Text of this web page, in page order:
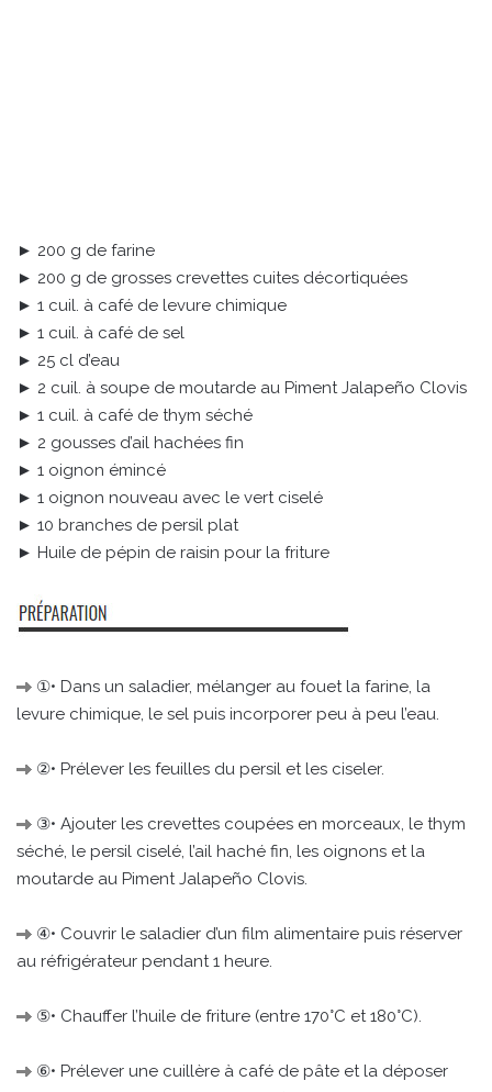
► 200 g de farine
► 200 g de grosses crevettes cuites décortiquées
► 1 cuil. à café de levure chimique
► 1 cuil. à café de sel
► 25 cl d’eau
► 2 cuil. à soupe de moutarde au Piment Jalapeño Clovis
► 1 cuil. à café de thym séché
► 2 gousses d’ail hachées fin
► 1 oignon émincé
► 1 oignon nouveau avec le vert ciselé
► 10 branches de persil plat
► Huile de pépin de raisin pour la friture
①• Dans un saladier, mélanger au fouet la farine, la
levure chimique, le sel puis incorporer peu à peu l’eau.
②• Prélever les feuilles du persil et les ciseler.
③• Ajouter les crevettes coupées en morceaux, le thym
séché, le persil ciselé, l’ail haché fin, les oignons et la
moutarde au Piment Jalapeño Clovis.
④• Couvrir le saladier d’un film alimentaire puis réserver
au réfrigérateur pendant 1 heure.
⑤• Chauffer l’huile de friture (entre 170°C et 180°C).
⑥• Prélever une cuillère à café de pâte et la déposer